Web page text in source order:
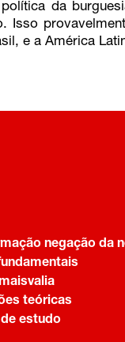
política da
Isso
e a América
negação da
teóricas
estudo